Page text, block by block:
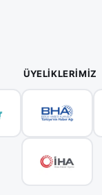
ÜYELIKLERIMIZ